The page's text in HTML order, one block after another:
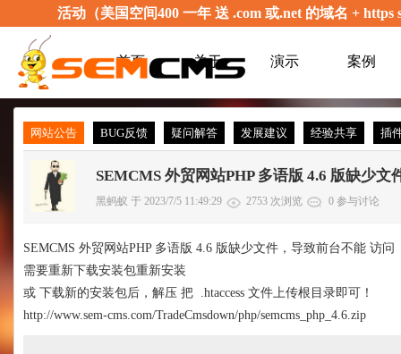
活动（美国空间400 一年 送 .com 或.net 的域名 +
首页 关于 演示 案例
网站公告 BUG反馈 疑问解答 发展建议 经验共享 插
SEMCMS 外贸网站PHP 多语版 4.6 版缺少文
黑蚂蚁 于 2023/7/5 11:49:29 2753 次浏览 0 参与讨论
SEMCMS 外贸网站PHP 多语版 4.6 版缺少文件，导致前台不能 访问
需要重新下载安装包重新安装
或 下载新的安装包后，解压 把 .htaccess 文件上传根目录即可！
http://www.sem-cms.com/TradeCmsdown/php/semcms_php_4.6.zip